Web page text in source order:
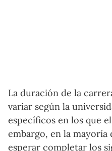
La duración de la
variar según la
específicos en los que
embargo, en la mayoría
esperar completar los